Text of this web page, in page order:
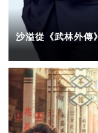
沙溢從《武林外傳